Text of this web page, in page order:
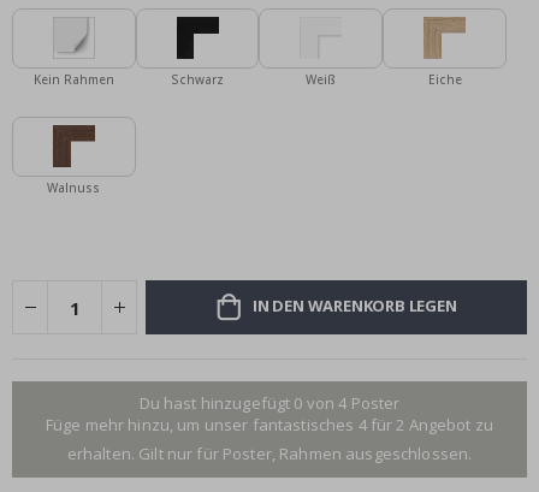
Kein Rahmen Schwarz Weiß Eiche
Walnuss
IN DEN WARENKORB LEGEN
Du hast hinzugefügt 0 von 4 Poster
Füge mehr hinzu, um unser fantastisches 4 für 2 Angebot zu
erhalten. Gilt nur für Poster, Rahmen ausgeschlossen.